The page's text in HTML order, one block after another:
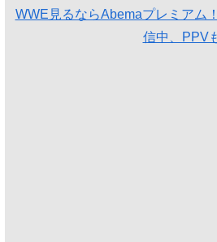
WWE見るならAbemaプレミアム
信中、PPV